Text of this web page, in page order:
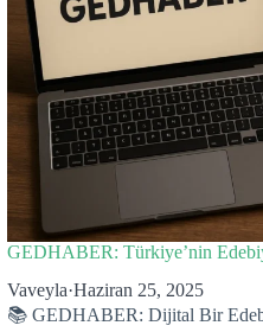
GEDHABER: Türkiye’nin
Vaveyla·Haziran 25, 2025
📚 GEDHABER: Dijital Bir